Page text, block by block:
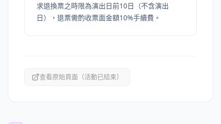
求退換票之時限為演出日前10日（不含演出
日），退票需酌收票面金額10%手續費。
查看原始頁面（活動已結束）